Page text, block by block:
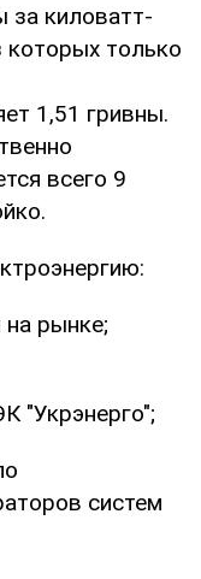
за киловатт-
которых только
1,51 гривны.
всего 9
на рынке;
"Укрэнерго";
систем